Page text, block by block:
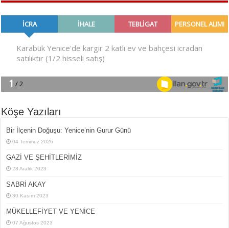
Köşe Yazıları
Bir İlçe­nin Do­ğu­şu: Ye­ni­ce’nin Gurur Günü
04 Temmuz 2026
GAZİ VE ŞEHİTLERİMİZ
28 Aralık 2023
SABRİ AKAY
30 Kasım 2023
MÜKELLEFİYET VE YENİCE
07 Ağustos 2023